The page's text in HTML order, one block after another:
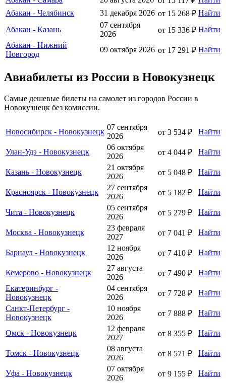
Абакан - Челябинск
31 декабря 2026 от 15 268 ₽ Найти
Абакан - Казань
07 сентября
2026
от 15 336 ₽ Найти
Абакан - Нижний
Новгород
09 октября 2026 от 17 291 ₽ Найти
Авиабилеты из России в Новокузнецк
Самые дешевые билеты на самолет из городов России в
Новокузнецк без комиссии.
Новосибирск - Новокузнецк
07 сентября
2026
от 3 534 ₽ Найти
Улан-Удэ - Новокузнецк
06 октября
2026
от 4 044 ₽ Найти
Казань - Новокузнецк
21 октября
2026
от 5 048 ₽ Найти
Красноярск - Новокузнецк
27 сентября
2026
от 5 182 ₽ Найти
Чита - Новокузнецк
05 сентября
2026
от 5 279 ₽ Найти
Москва - Новокузнецк
23 февраля
2027
от 7 041 ₽ Найти
Барнаул - Новокузнецк
12 ноября
2026
от 7 410 ₽ Найти
Кемерово - Новокузнецк
27 августа
2026
от 7 490 ₽
Найти
Екатеринбург -
Новокузнецк
04 сентября
2026
от 7 728 ₽
Найти
Санкт-Петербург -
Новокузнецк
10 ноября
2026
от 7 888 ₽ Найти
Омск - Новокузнецк
12 февраля
2027
от 8 355 ₽ Найти
Томск - Новокузнецк
08 августа
2026
от 8 571 ₽ Найти
Уфа - Новокузнецк
07 октября
2026
от 9 155 ₽
Найти